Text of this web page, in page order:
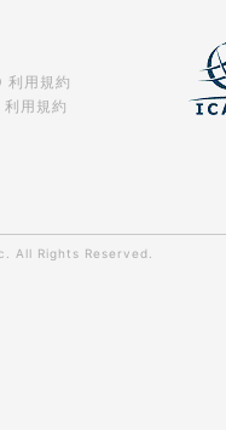
利用規約
用規約
All Rights Reserved.